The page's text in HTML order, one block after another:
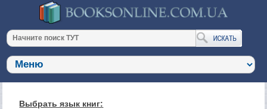
Выбрать язык книг: